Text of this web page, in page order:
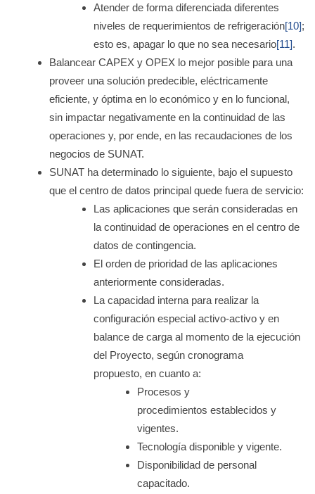
Atender de forma diferenciada diferentes
niveles de requerimientos de refrigeración[10];
esto es, apagar lo que no sea necesario[11].
Balancear CAPEX y OPEX lo mejor posible para una
proveer una solución predecible, eléctricamente
eficiente, y óptima en lo económico y en lo funcional,
sin impactar negativamente en la continuidad de las
operaciones y, por ende, en las recaudaciones de los
negocios de SUNAT.
SUNAT ha determinado lo siguiente, bajo el supuesto
que el centro de datos principal quede fuera de servicio:
Las aplicaciones que serán consideradas en
la continuidad de operaciones en el centro de
datos de contingencia.
El orden de prioridad de las aplicaciones
anteriormente consideradas.
La capacidad interna para realizar la
configuración especial activo-activo y en
balance de carga al momento de la ejecución
del Proyecto, según cronograma
propuesto, en cuanto a:
Procesos y
procedimientos establecidos y
vigentes.
Tecnología disponible y vigente.
Disponibilidad de personal
capacitado.